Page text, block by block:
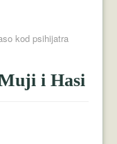
kod psihijatra
i Hasi